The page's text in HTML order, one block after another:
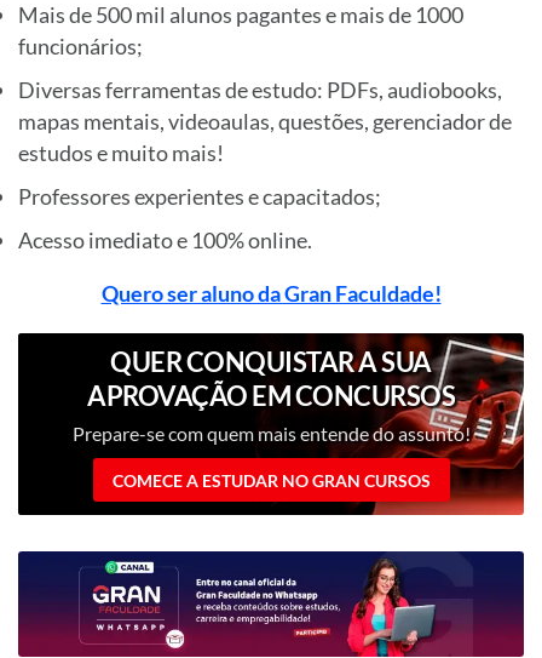
Mais de 500 mil alunos pagantes e mais de 1000
funcionários;
Diversas ferramentas de estudo: PDFs, audiobooks,
mapas mentais, videoaulas, questões, gerenciador de
estudos e muito mais!
Professores experientes e capacitados;
Acesso imediato e 100% online.
Quero ser aluno da Gran Faculdade!
QUER CONQUISTAR A SUA
APROVAÇÃO EM CONCURSOS
PÚBLICOS?
Prepare-se com quem mais entende do assunto!
COMECE A ESTUDAR NO GRAN CURSOS